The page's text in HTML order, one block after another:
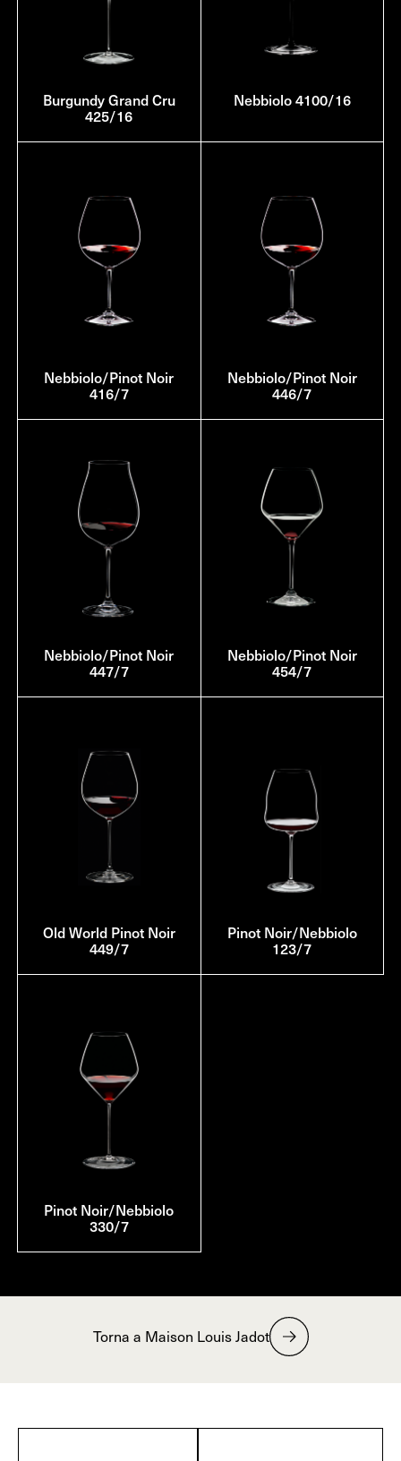
Burgundy Grand Cru
425/16
Nebbiolo 4100/16
Nebbiolo/Pinot Noir
416/7
Nebbiolo/Pinot Noir
446/7
Nebbiolo/Pinot Noir
447/7
Nebbiolo/Pinot Noir
454/7
Old World Pinot Noir
449/7
Pinot Noir/Nebbiolo
123/7
Pinot Noir/Nebbiolo
330/7
Torna a Maison Louis Jadot